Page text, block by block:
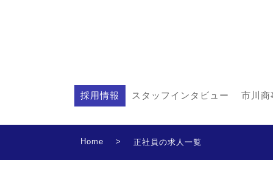
採用情報 スタッフインタビュー 市川商
Home > 正社員の求人一覧